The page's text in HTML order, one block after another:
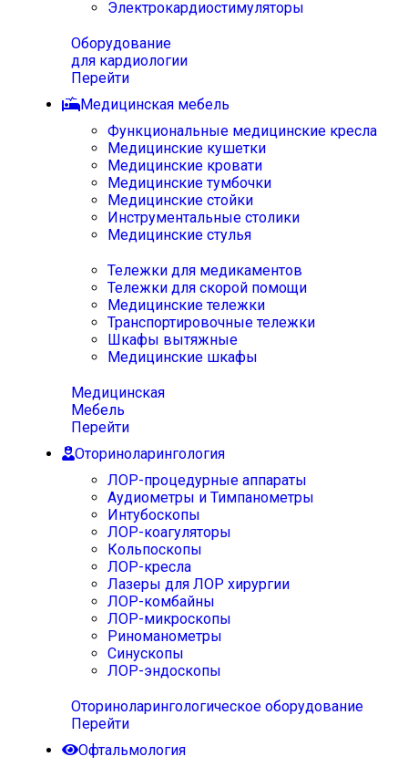
Электрокардиостимуляторы
Оборудование
для кардиологии
Перейти
Медицинская мебель
Функциональные медицинские кресла
Медицинские кушетки
Медицинские кровати
Медицинские тумбочки
Медицинские стойки
Инструментальные столики
Медицинские стулья
Тележки для медикаментов
Тележки для скорой помощи
Медицинские тележки
Транспортировочные тележки
Шкафы вытяжные
Медицинские шкафы
Медицинская
Мебель
Перейти
Оториноларингология
ЛОР-процедурные аппараты
Аудиометры и Тимпанометры
Интубоскопы
ЛОР-коагуляторы
Кольпоскопы
ЛОР-кресла
Лазеры для ЛОР хирургии
ЛОР-комбайны
ЛОР-микроскопы
Риноманометры
Синускопы
ЛОР-эндоскопы
Оториноларингологическое оборудование
Перейти
Офтальмология